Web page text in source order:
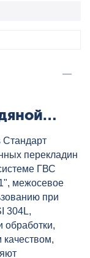
Стандарт
перекладин
ГВС
межосевое
при
304L,
обработки,
качеством,